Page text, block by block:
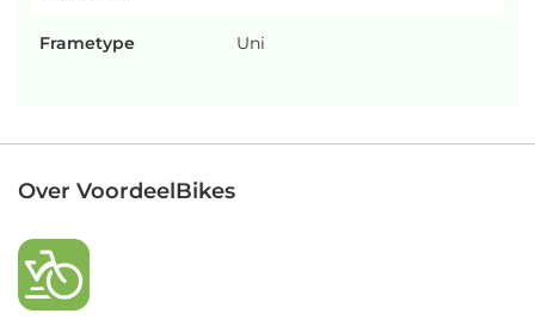
Frametype Uni
Over VoordeelBikes